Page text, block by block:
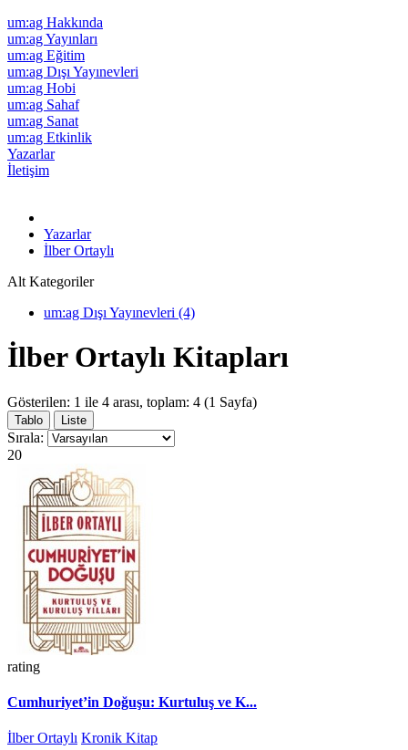
um:ag Hakkında
um:ag Yayınları
um:ag Eğitim
um:ag Dışı Yayınevleri
um:ag Hobi
um:ag Sahaf
um:ag Sanat
um:ag Etkinlik
Yazarlar
İletişim
Yazarlar
İlber Ortaylı
Alt Kategoriler
um:ag Dışı Yayınevleri (4)
İlber Ortaylı Kitapları
Gösterilen: 1 ile 4 arası, toplam: 4 (1 Sayfa)
Tablo Liste
Sırala:
20
rating
Cumhuriyet’in Doğuşu: Kurtuluş ve K...
İlber Ortaylı Kronik Kitap